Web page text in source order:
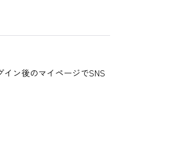
ン後のマイページでSNS